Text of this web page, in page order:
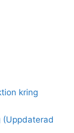
kring
(Uppdaterad